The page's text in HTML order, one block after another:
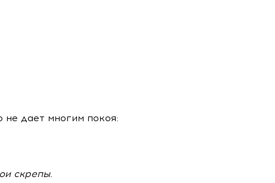
не дает многим покоя:
скрепы.